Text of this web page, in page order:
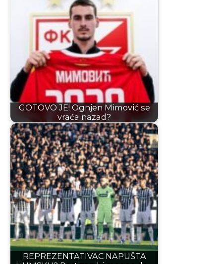
GOTOVO JE! Ognjen Mimović se
vraća nazad?
REPREZENTATIVAC NAPUŠTA